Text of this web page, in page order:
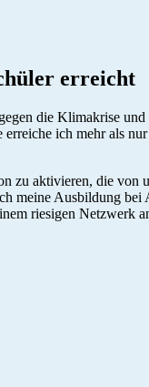
erreicht
die Klimakrise
ich mehr als
zu aktivieren, die von
meine Ausbildung bei
riesigen